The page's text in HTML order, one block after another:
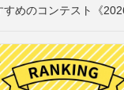
めのコンテスト《